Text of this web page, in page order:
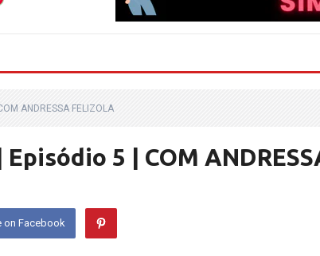
ANDRESSA FELIZOLA
Episódio 5 | COM
on Facebook